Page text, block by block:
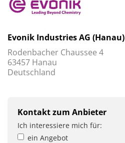
Evonik Industries AG (Hanau)
Rodenbacher Chaussee 4
63457 Hanau
Deutschland
Kontakt zum Anbieter
Ich interessiere mich für:
ein Angebot